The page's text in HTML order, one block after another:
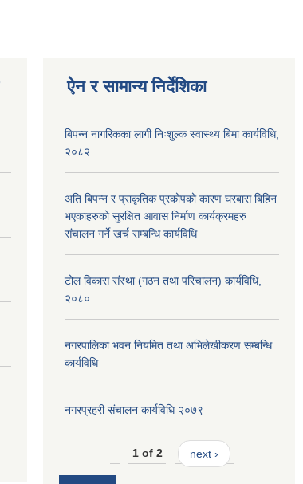
ऐन र सामान्य निर्देशिका
बिपन्न नागरिकका लागी निःशुल्क स्वास्थ्य बिमा कार्यविधि,
२०८२
अति बिपन्न र प्राकृतिक प्रकोपको कारण घरबास बिहिन
भएकाहरुको सुरक्षित आवास निर्माण कार्यक्रमहरु
संचालन गर्ने खर्च सम्बन्धि कार्यविधि
टोल विकास संस्था (गठन तथा परिचालन) कार्यविधि,
२०८०
नगरपालिका भवन नियमित तथा अभिलेखीकरण सम्बन्धि
कार्यविधि
नगरप्रहरी संचालन कार्यविधि २०७९
1 of 2 next ›